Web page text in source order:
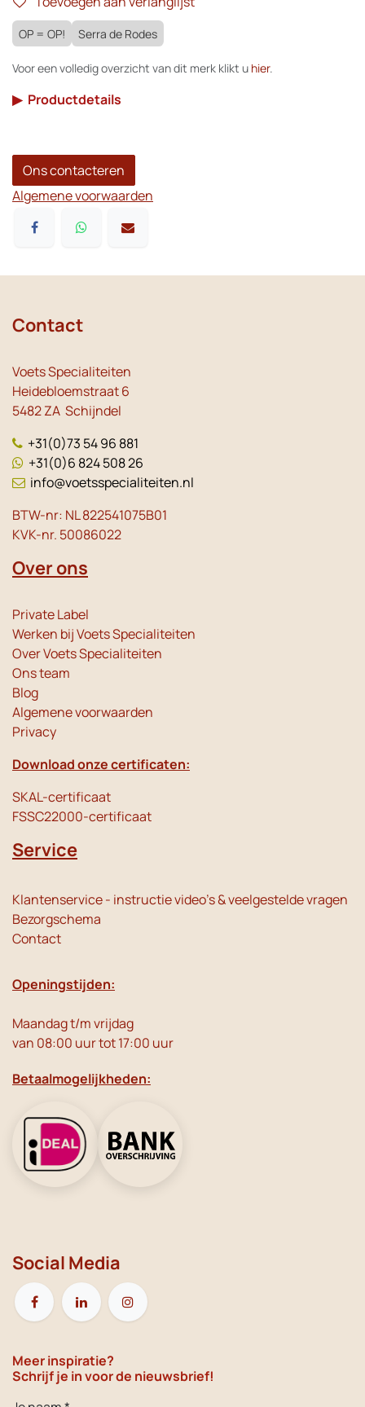
OP = OP! Serra de Rodes
Voor een volledig overzicht van dit merk klikt u hier.
▶ Productdetails
Ons contacteren
Algemene voorwaarden
Contact
Voets Specialiteiten
Heidebloemstraat 6
5482 ZA Schijndel
+31(0)73 54 96 881
+31(0)6 824 508 26
info@voetsspecialiteiten.nl
BTW-nr: NL 822541075B01
KVK-nr. 50086022
Over ons
Private Label
Werken bij Voets Specialiteiten
Over Voets Specialiteiten
Ons team
Blog
Algemene voorwaarden
Privacy
Download onze certificaten:
SKAL-certificaat
FSSC22000-certificaat
Service
Klantenservice - instructie video's & veelgestelde vragen
Bezorgschema
Contact
Openingstijden:
Maandag t/m vrijdag
van 08:00 uur tot 17:00 uur
Betaalmogelijkheden:
Social Media
Meer inspiratie?
Schrijf je in voor de nieuwsbrief!